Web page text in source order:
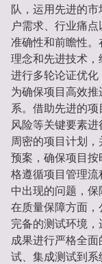
队，运用先进的
户需求、行业痛点
准确性和前瞻性
理念和先进技术，
进行多轮论证优化
为确保项目高效
系。借助先进的项
风险等关键要素
周密的项目计划
预案，确保项目
格遵循项目管理流
中出现的问题，保
在质量保障方面，
完备的测试环境
成果进行严格全
试、集成测试到系